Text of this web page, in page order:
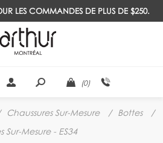
LES COMMANDES DE PLUS DE $250.
(0)
Chaussures Sur-Mesure / Bottes
/
Sur-Mesure - ES34